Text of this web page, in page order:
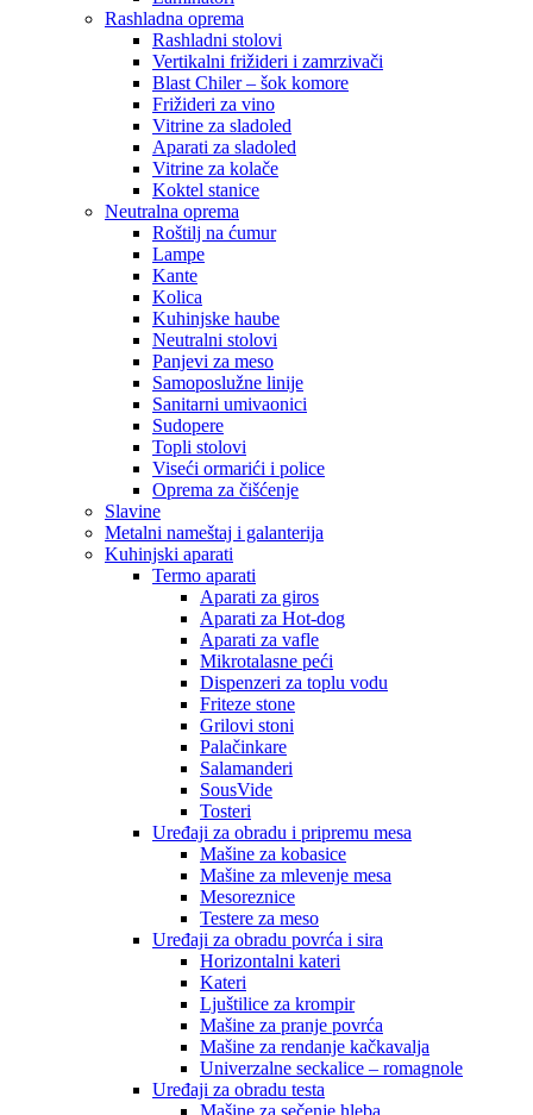
Rashladna oprema
Rashladni stolovi
Vertikalni frižideri i zamrzivači
Blast Chiler – šok komore
Frižideri za vino
Vitrine za sladoled
Aparati za sladoled
Vitrine za kolače
Koktel stanice
Neutralna oprema
Roštilj na ćumur
Lampe
Kante
Kolica
Kuhinjske haube
Neutralni stolovi
Panjevi za meso
Samoposlužne linije
Sanitarni umivaonici
Sudopere
Topli stolovi
Viseći ormarići i police
Oprema za čišćenje
Slavine
Metalni nameštaj i galanterija
Kuhinjski aparati
Termo aparati
Aparati za giros
Aparati za Hot-dog
Aparati za vafle
Mikrotalasne peći
Dispenzeri za toplu vodu
Friteze stone
Grilovi stoni
Palačinkare
Salamanderi
SousVide
Tosteri
Uređaji za obradu i pripremu mesa
Mašine za kobasice
Mašine za mlevenje mesa
Mesoreznice
Testere za meso
Uređaji za obradu povrća i sira
Horizontalni kateri
Kateri
Ljuštilice za krompir
Mašine za pranje povrća
Mašine za rendanje kačkavalja
Univerzalne seckalice – romagnole
Uređaji za obradu testa
Mašine za sečenje hleba